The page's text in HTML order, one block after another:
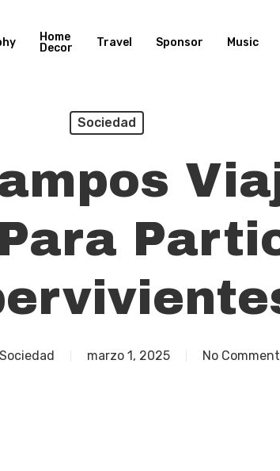
Home
Decor
Travel Sponsor Music
Sociedad
marzo 1, 2025 No